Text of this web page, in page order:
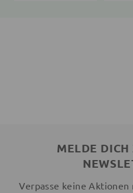
MELDE DICH
Verpasse keine